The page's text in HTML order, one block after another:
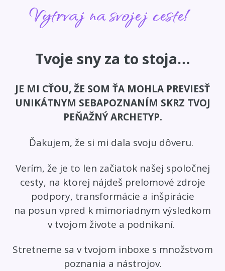
Vytrvaj na svojej ceste!
Tvoje sny za to stoja…
JE MI CŤOU, ŽE SOM ŤA MOHLA PREVIESŤ
UNIKÁTNYM SEBAPOZNANÍM SKRZ TVOJ
PEŇAŽNÝ ARCHETYP.
Ďakujem, že si mi dala svoju dôveru.
Verím, že je to len začiatok našej spoločnej
cesty, na ktorej nájdeš prelomové zdroje
podpory, transformácie a inšpirácie
na posun vpred k mimoriadnym výsledkom
v tvojom živote a podnikaní.
Stretneme sa v tvojom inboxe s množstvom
poznania a nástrojov.